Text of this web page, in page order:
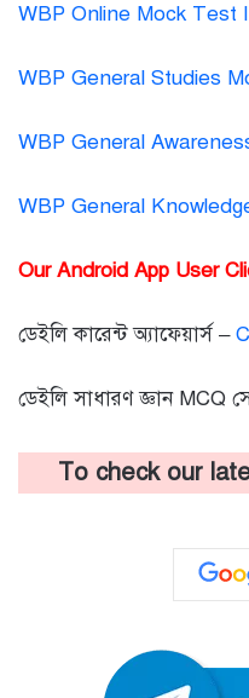
WBP Online Mock Test
WBP General Studies
WBP General
WBP General
Our Android App User
ডেইলি কারেন্ট অ্যাফেয়ার্স –
ডেইলি সাধারণ জ্ঞান MCQ
To check our